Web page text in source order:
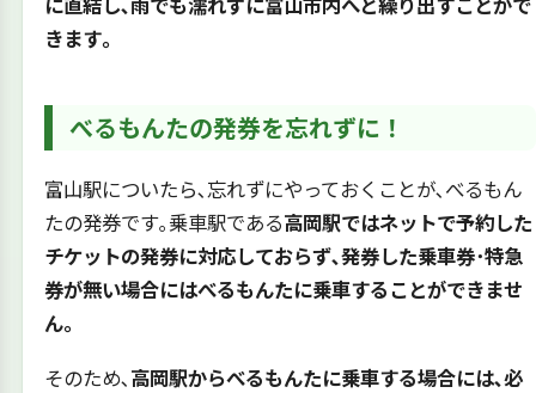
きます｡
べるもんたの発券を忘れずに！
富山駅についたら､忘れずにやっておくことが､べるもん
たの発券です｡乗車駅である高岡駅ではネットで予約した
チケットの発券に対応しておらず､発券した乗車券･特急
券が無い場合にはべるもんたに乗車することができませ
ん｡
そのため､ 高岡駅からべるもんたに乗車する場合には､必